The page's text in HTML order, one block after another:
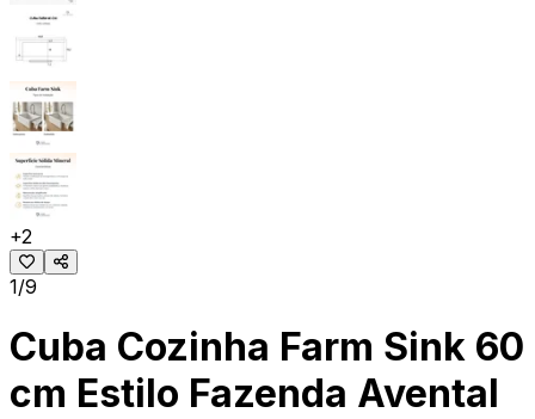
+2
1/9
Cuba Cozinha Farm Sink 60
cm Estilo Fazenda Avental